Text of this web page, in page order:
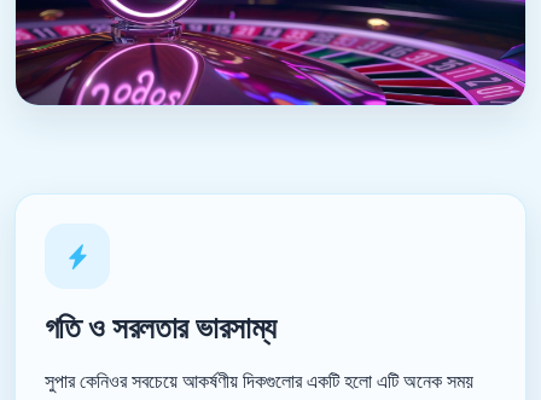
গতি ও সরলতার ভারসাম্য
সুপার কেনিওর সবচেয়ে আকর্ষণীয় দিকগুলোর একটি হলো এটি অনেক সময়